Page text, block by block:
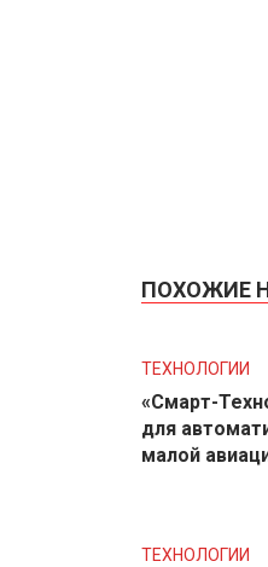
ПОХОЖИЕ
ТЕХНОЛОГИИ
«Смарт-
для
малой
ТЕХНОЛОГИИ